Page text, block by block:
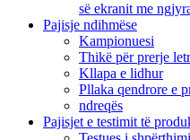
së ekranit me
Pajisje ndihmëse
Kampionuesi
Thikë për prerje
Kllapa e lidhur
Pllaka qendrore e
ndreqës
Pajisjet e testimit të